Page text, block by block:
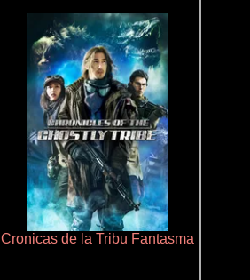
Cronicas de la Tribu Fantasma